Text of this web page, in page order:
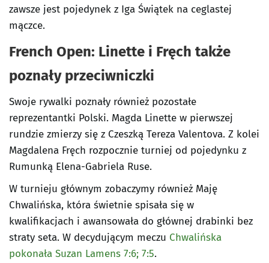
zawsze jest pojedynek z Iga Świątek na ceglastej
mączce.
French Open: Linette i Fręch także
poznały przeciwniczki
Swoje rywalki poznały również pozostałe
reprezentantki Polski. Magda Linette w pierwszej
rundzie zmierzy się z Czeszką Tereza Valentova. Z kolei
Magdalena Fręch rozpocznie turniej od pojedynku z
Rumunką Elena-Gabriela Ruse.
W turnieju głównym zobaczymy również Maję
Chwalińska, która świetnie spisała się w
kwalifikacjach i awansowała do głównej drabinki bez
straty seta. W decydującym meczu Chwalińska
pokonała Suzan Lamens 7:6; 7:5.